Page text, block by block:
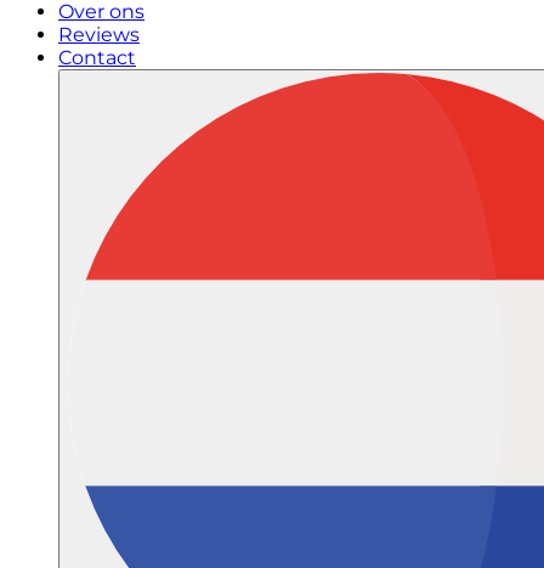
Over ons
Reviews
Contact